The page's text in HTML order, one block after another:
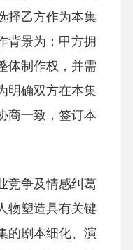
择乙方作为本集
背景为：甲方拥
体制作权，并需
明确双方在本集
商一致，签订本
竞争及情感纠葛
物塑造具有关键
的剧本细化、演